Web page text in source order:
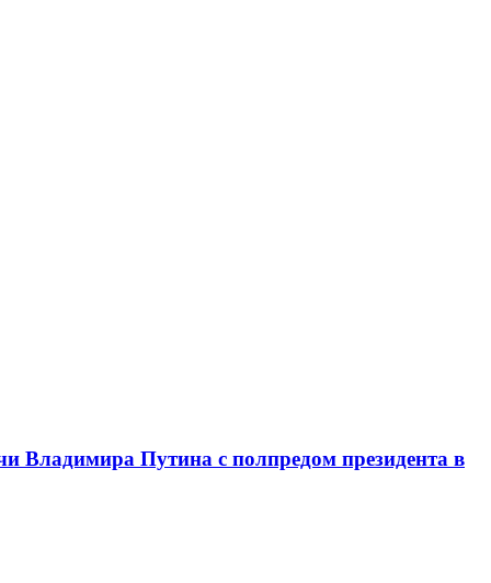
Владимира Путина с полпредом президента в